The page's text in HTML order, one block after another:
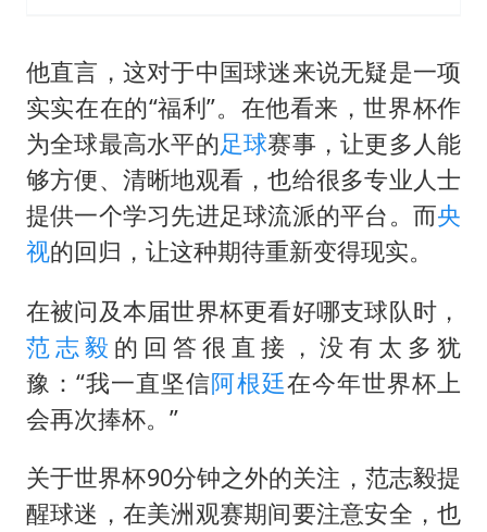
他直言，这对于中国球迷来说无疑是一项
实实在在的“福利”。在他看来，世界杯作
为全球最高水平的足球赛事，让更多人能
够方便、清晰地观看，也给很多专业人士
提供一个学习先进足球流派的平台。而央
视的回归，让这种期待重新变得现实。
在被问及本届世界杯更看好哪支球队时，
范志毅 的回答很直接，没有太多犹
豫：“我一直坚信阿根廷在今年世界杯上
会再次捧杯。”
关于世界杯90分钟之外的关注，范志毅提
醒球迷，在美洲观赛期间要注意安全，也